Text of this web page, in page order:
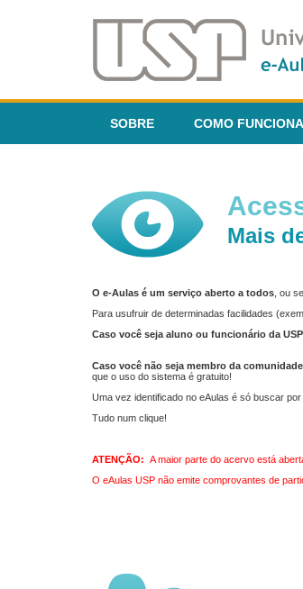
SOBRE COMO FUNCIONA
Mais
O e-Aulas é um serviço aberto a todos , ou
Para usufruir de determinadas facilidades
Caso você seja aluno ou funcionário da USP
Caso você não seja membro da comunidade
que o uso do sistema é gratuito!
Uma vez identificado no eAulas é só buscar
Tudo num clique!
ATENÇÃO: A maior parte do acervo está
O eAulas USP não emite comprovantes de